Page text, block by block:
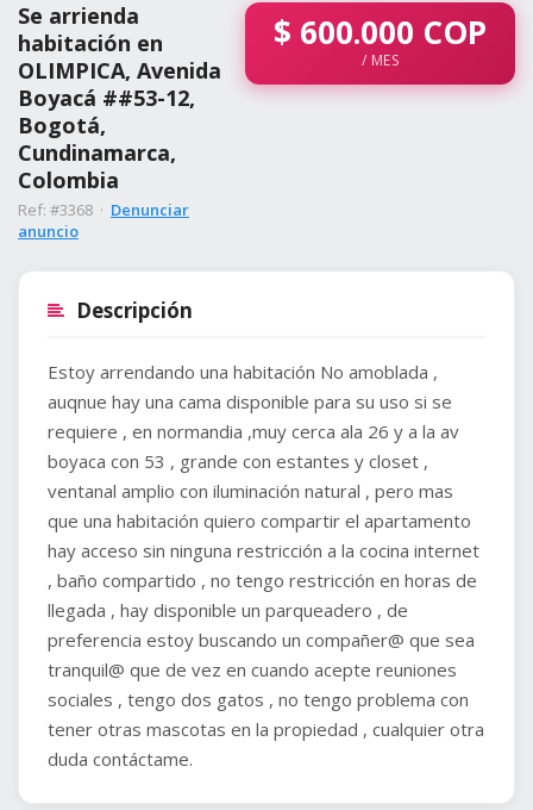
Se arrienda
habitación en
OLIMPICA, Avenida
Boyacá ##53-12,
Bogotá,
Cundinamarca,
Colombia
Ref: #3368 · Denunciar
anuncio
$ 600.000 COP
/ MES
Descripción
Estoy arrendando una habitación No amoblada ,
auqnue hay una cama disponible para su uso si se
requiere , en normandia ,muy cerca ala 26 y a la av
boyaca con 53 , grande con estantes y closet ,
ventanal amplio con iluminación natural , pero mas
que una habitación quiero compartir el apartamento
hay acceso sin ninguna restricción a la cocina internet
, baño compartido , no tengo restricción en horas de
llegada , hay disponible un parqueadero , de
preferencia estoy buscando un compañer@ que sea
tranquil@ que de vez en cuando acepte reuniones
sociales , tengo dos gatos , no tengo problema con
tener otras mascotas en la propiedad , cualquier otra
duda contáctame.